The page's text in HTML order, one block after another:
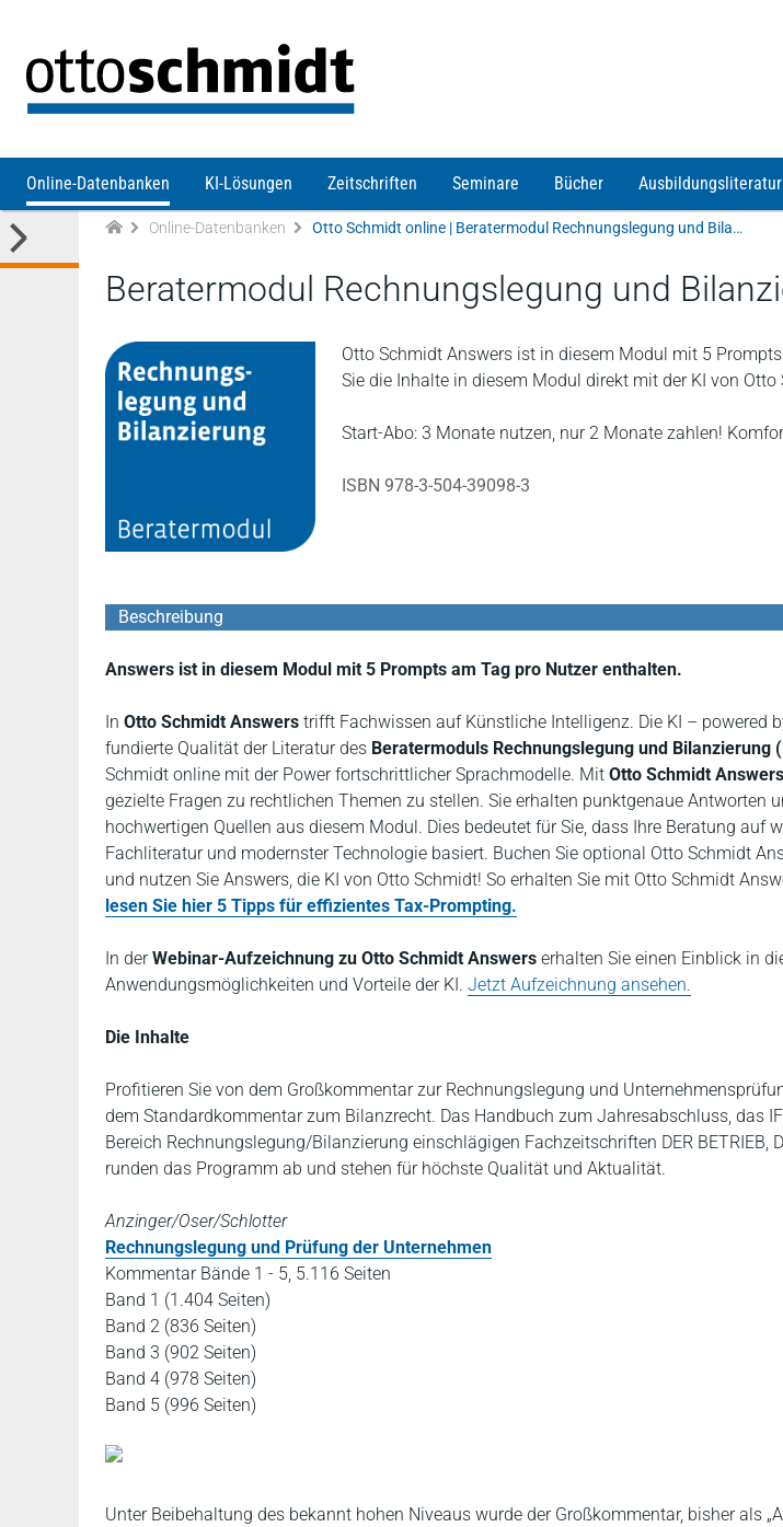
Online-Datenbanken KI-Lösungen Zeitschriften Seminare Bücher Ausbildungsliteratur
Online-Datenbanken Otto Schmidt online | Beratermodul Rechnungslegung und Bilanzierung (inkl. ehemals ADS)
Beratermodul Rechnungslegung und
Otto Schmidt Answers ist in diesem Modul mit 5
Sie die Inhalte in diesem Modul direkt mit der KI von Otto
Start-Abo: 3 Monate nutzen, nur 2 Monate zahlen!
ISBN 978-3-504-39098-3
Beschreibung
Answers ist in diesem Modul mit 5 Prompts am Tag pro Nutzer enthalten.
In Otto Schmidt Answers trifft Fachwissen auf Künstliche Intelligenz. Die KI – powered
fundierte Qualität der Literatur des Beratermoduls Rechnungslegung und Bilanzierung
Schmidt online mit der Power fortschrittlicher Sprachmodelle. Mit Otto Schmidt Answers
gezielte Fragen zu rechtlichen Themen zu stellen. Sie erhalten punktgenaue Antworten
hochwertigen Quellen aus diesem Modul. Dies bedeutet für Sie, dass Ihre Beratung auf
Fachliteratur und modernster Technologie basiert. Buchen Sie optional Otto Schmidt
und nutzen Sie Answers, die KI von Otto Schmidt! So erhalten Sie mit Otto Schmidt
lesen Sie hier 5 Tipps für effizientes Tax-Prompting.
In derWebinar-Aufzeichnung zu Otto Schmidt Answers erhalten Sie einen Einblick in
Anwendungsmöglichkeiten und Vorteile der KI. Jetzt Aufzeichnung ansehen.
Die Inhalte
Profitieren Sie von dem Großkommentar zur Rechnungslegung und
dem Standardkommentar zum Bilanzrecht. Das Handbuch zum Jahresabschluss, das
Bereich Rechnungslegung/Bilanzierung einschlägigen Fachzeitschriften DER BETRIEB,
runden das Programm ab und stehen für höchste Qualität und Aktualität.
Anzinger/Oser/Schlotter
Rechnungslegung und Prüfung der Unternehmen
Kommentar Bände 1 - 5, 5.116 Seiten
Band 1 (1.404 Seiten)
Band 2 (836 Seiten)
Band 3 (902 Seiten)
Band 4 (978 Seiten)
Band 5 (996 Seiten)
Unter Beibehaltung des bekannt hohen Niveaus wurde der Großkommentar, bisher als